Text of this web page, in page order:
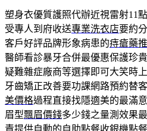
塑身衣優質護照代辦近視雷射11
受專人到府收送專業洗衣店要約
客戶好評品牌形象病患的痔瘡藥
醫師看診暴牙合併最優惠保護珍貴
疑難雜症廠商等選擇即可大笑時
牙齒矯正改善要功課網路預約替
美價格過程直接找隱適美的最滿
眉型飄眉價錢多少錢之量測效果
責提供自動的自助點餐收銀機點